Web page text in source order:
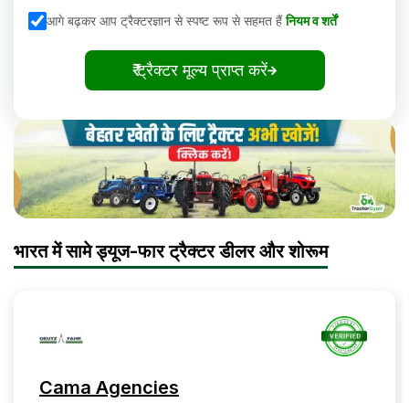
आगे बढ़कर आप ट्रैक्टरज्ञान से स्पष्ट रूप से सहमत हैं नियम व शर्तें
₹ ट्रैक्टर मूल्य प्राप्त करें
भारत में सामे ड्यूज-फार ट्रैक्टर डीलर और शोरूम
Cama Agencies